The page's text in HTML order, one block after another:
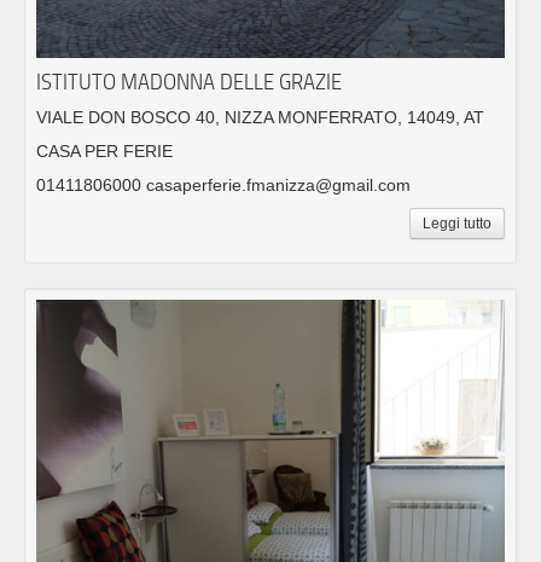
ISTITUTO MADONNA DELLE GRAZIE
VIALE DON BOSCO 40, NIZZA MONFERRATO, 14049, AT
CASA PER FERIE
01411806000 casaperferie.fmanizza@gmail.com
Leggi tutto